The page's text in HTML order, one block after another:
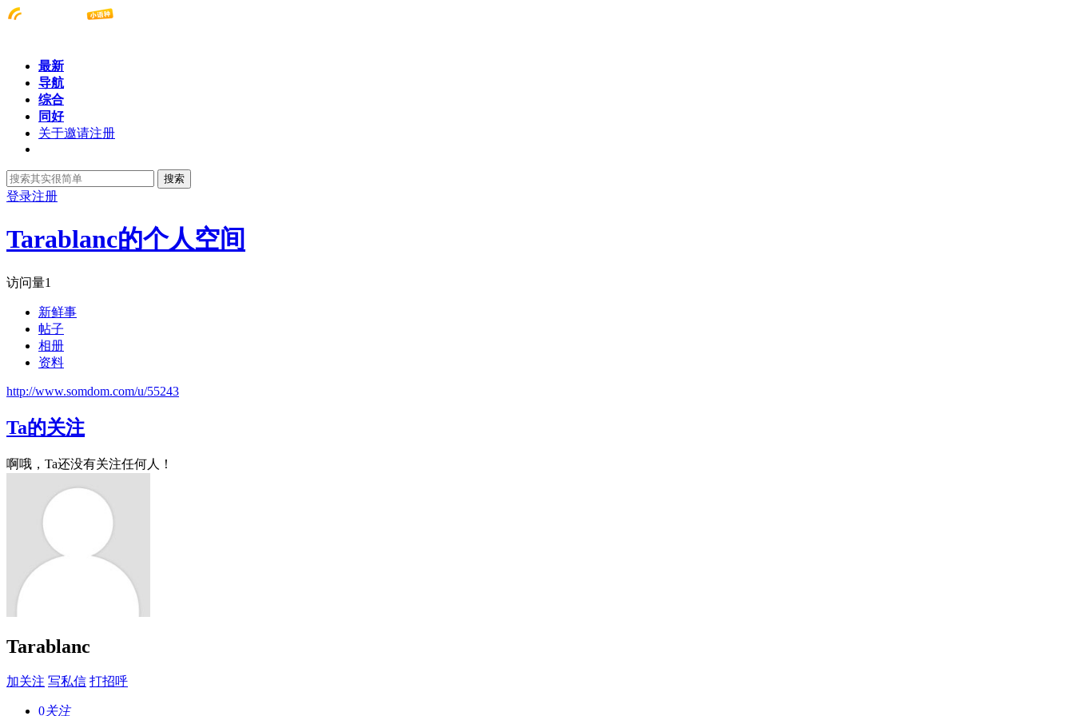
最新
导航
综合
同好
关于邀请注册
搜索
登录注册
Tarablanc的个人空间
访问量1
新鲜事
帖子
相册
资料
http://www.somdom.com/u/55243
Ta的关注
啊哦，Ta还没有关注任何人！
Tarablanc
加关注 写私信 打招呼
0关注